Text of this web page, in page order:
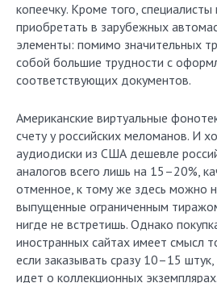
копеечку. Кроме того,
приобретать в зарубежных
элементы: помимо значительных
собой большие трудности с
соответствующих документов.
Американские виртуальные
счету у российских меломанов. И
аудиодиски из США дешевле
аналогов всего лишь на 15–20%,
отменное, к тому же здесь можно
выпущенные ограниченным
нигде не встретишь. Однако
иностранных сайтах имеет смысл
если заказывать сразу 10–15
идет о коллекционных экземплярах.